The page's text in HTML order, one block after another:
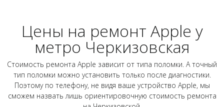
Цены на ремонт Apple у
метро Черкизовская
Стоимость ремонта Apple зависит от типа поломки. А точный
тип поломки можно установить только после диагностики.
Поэтому по телефону, не видя ваше устройство Apple, мы
сможем назвать лишь ориентировочную стоимость ремонта